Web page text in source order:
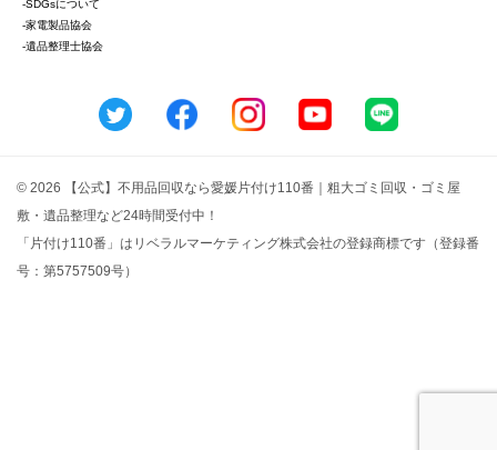
-SDGsについて
-家電製品協会
-遺品整理士協会
© 2026 【公式】不用品回収なら愛媛片付け110番｜粗大ゴミ回収・ゴミ屋
敷・遺品整理など24時間受付中！
「片付け110番」はリベラルマーケティング株式会社の登録商標です（登録番
号：第5757509号）